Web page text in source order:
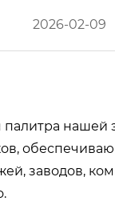
2026-02-09
заводов,